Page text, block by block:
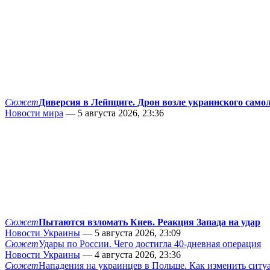
СюжетДиверсия в Лейпциге. Дрон возле украинского
Новости мира — 5 августа 2026, 23:36
СюжетПытаются взломать Киев. Реакция Запада на удар
Новости Украины — 5 августа 2026, 23:09
СюжетУдары по России. Чего достигла 40-дневная операция
Новости Украины — 4 августа 2026, 23:36
СюжетНападения на украинцев в Польше. Как изменить